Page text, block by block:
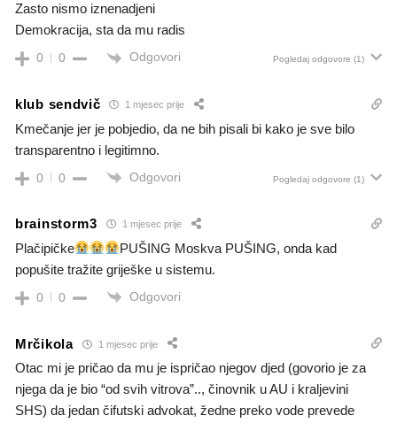
Zasto nismo iznenadjeni
Demokracija, sta da mu radis
0 0 Odgovori Pogledaj odgovore (1)
klub sendvič 1 mjesec prije
Kmečanje jer je pobjedio, da ne bih pisali bi kako je sve bilo
transparentno i legitimno.
0 0 Odgovori Pogledaj odgovore (1)
brainstorm3 1 mjesec prije
Plačipičke
PUŠING Moskva PUŠING, onda kad
popušite tražite griješke u sistemu.
0 0 Odgovori
Mrčikola 1 mjesec prije
Otac mi je pričao da mu je ispričao njegov djed (govorio je za
njega da je bio “od svih vitrova”.., činovnik u AU i kraljevini
SHS) da jedan čifutski advokat, žedne preko vode prevede